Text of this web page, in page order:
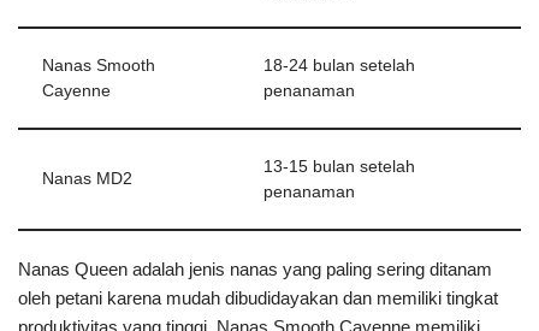
Nanas Smooth
Cayenne
18-24 bulan setelah
penanaman
Nanas MD2
13-15 bulan setelah
penanaman
Nanas Queen adalah jenis nanas yang paling sering ditanam
oleh petani karena mudah dibudidayakan dan memiliki tingkat
produktivitas yang tinggi. Nanas Smooth Cayenne memiliki